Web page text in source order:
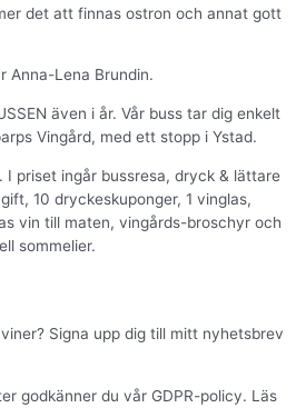
det att finnas ostron och annat gott
Anna-Lena Brundin.
även i år. Vår buss tar dig enkelt
Vingård, med ett stopp i Ystad.
I priset ingår bussresa, dryck & lättare
10 dryckeskuponger, 1 vinglas,
vin till maten, vingårds-broschyr och
sommelier.
Signa upp dig till mitt nyhetsbrev
godkänner du vår GDPR-policy. Läs